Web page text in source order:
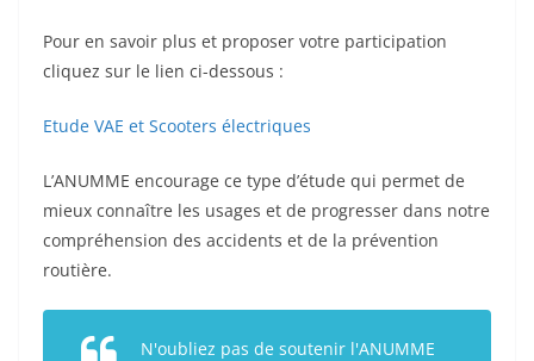
Pour en savoir plus et proposer votre participation
cliquez sur le lien ci-dessous :
Etude VAE et Scooters électriques
L’ANUMME encourage ce type d’étude qui permet de
mieux connaître les usages et de progresser dans notre
compréhension des accidents et de la prévention
routière.
N'oubliez pas de soutenir l'ANUMME